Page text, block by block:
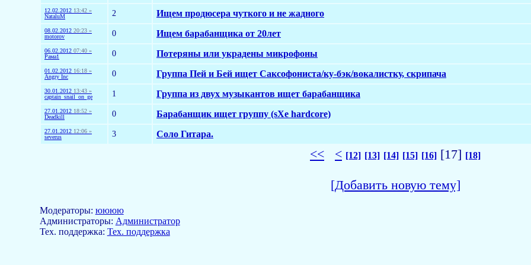
12.02.2012 13:42 »
NataluM
2 Ищем продюсера чуткого и не жадного
08.02.2012 20:23 »
motorov
0 Ищем барабанщика от 20лет
06.02.2012 07:40 »
Рама1
0 Потеряны или украдены микрофоны
01.02.2012 16:18 »
Angry Inc
0 Группа Пей и Бей ищет Саксофониста/ку-бэк/вокалистку, скрипача
30.01.2012 13:43 »
captain_snail_on_ge
1 Группа из двух музыкантов ищет барабанщика
27.01.2012 18:52 »
Deadkill
0 Барабанщик ищет группу (sXe hardcore)
27.01.2012 12:06 »
severus
3 Соло Гитара.
<< < [12] [13] [14] [15] [16] [17] [18]
[Добавить новую тему]
Модераторы: юююю
Aдминистраторы: Администратор
Тех. поддержка: Тех. поддержка